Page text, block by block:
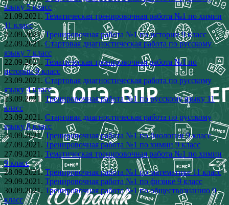
языку 5 класс
21.09.2021. Тематическая тренировочная работа №1 по химии
11 класс
22.09.2021.Тренировочная работа №1 по истории 9 класс
22.09.2021. Стартовая диагностическая работа по русскому
языку 7 класс
22.09.2021. Тематическая тренировочная работа №1 по
истории 9 класс
23.09.2021. Стартовая диагностическая работа по русскому
языку 4 класс
23.09.2021. Тренировочная работа №1 по русскому языку 11
класс
23.09.2021. Стартовая диагностическая работа по русскому
языку 8 класс
24.09.2021.Тренировочная работа №1 по биологии 9 класс
27.09.2021. Тренировочная работа №1 по химии 9 класс
27.09.2021. Тематическая тренировочная работа №1 по химии
9 класс
28.09.2021.Тренировочная работа №1 по математике 11 класс
29.09.2021. Тренировочная работа №1 по физике 9 класс
30.09.2021. Тренировочная работа №1 по обществознанию 9
класс